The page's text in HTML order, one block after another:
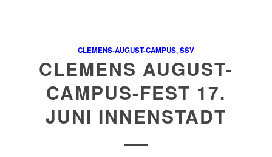
CLEMENS-AUGUST-CAMPUS,SSV
CLEMENS AUGUST-
CAMPUS-FEST 17.
JUNI INNENSTADT